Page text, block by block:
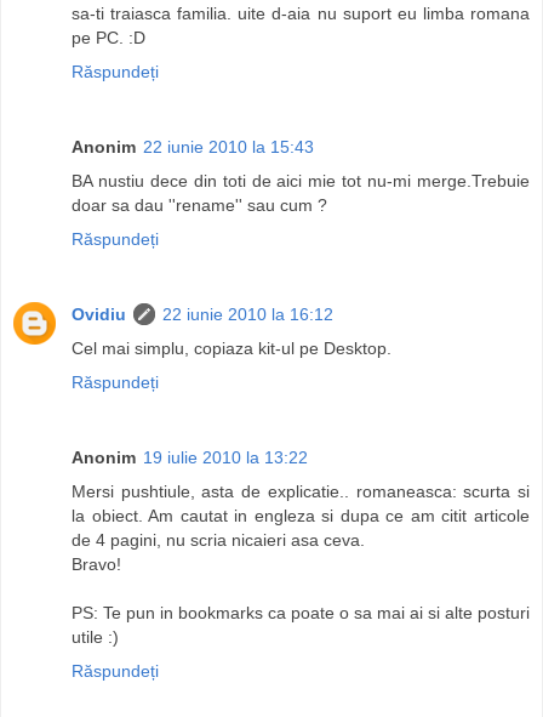
sa-ti traiasca familia. uite d-aia nu suport eu limba romana
pe PC. :D
Răspundeți
Anonim 22 iunie 2010 la 15:43
BA nustiu dece din toti de aici mie tot nu-mi merge.Trebuie
doar sa dau ''rename'' sau cum ?
Răspundeți
Ovidiu
22 iunie 2010 la 16:12
Cel mai simplu, copiaza kit-ul pe Desktop.
Răspundeți
Anonim 19 iulie 2010 la 13:22
Mersi pushtiule, asta de explicatie.. romaneasca: scurta si
la obiect. Am cautat in engleza si dupa ce am citit articole
de 4 pagini, nu scria nicaieri asa ceva.
Bravo!
PS: Te pun in bookmarks ca poate o sa mai ai si alte posturi
utile :)
Răspundeți